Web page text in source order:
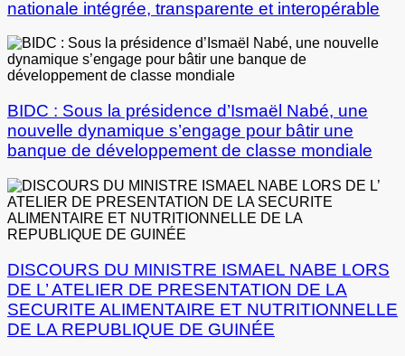
nationale intégrée, transparente et interopérable
BIDC : Sous la présidence d’Ismaël Nabé, une
nouvelle dynamique s’engage pour bâtir une
banque de développement de classe mondiale
DISCOURS DU MINISTRE ISMAEL NABE LORS
DE L’ ATELIER DE PRESENTATION DE LA
SECURITE ALIMENTAIRE ET NUTRITIONNELLE
DE LA REPUBLIQUE DE GUINÉE